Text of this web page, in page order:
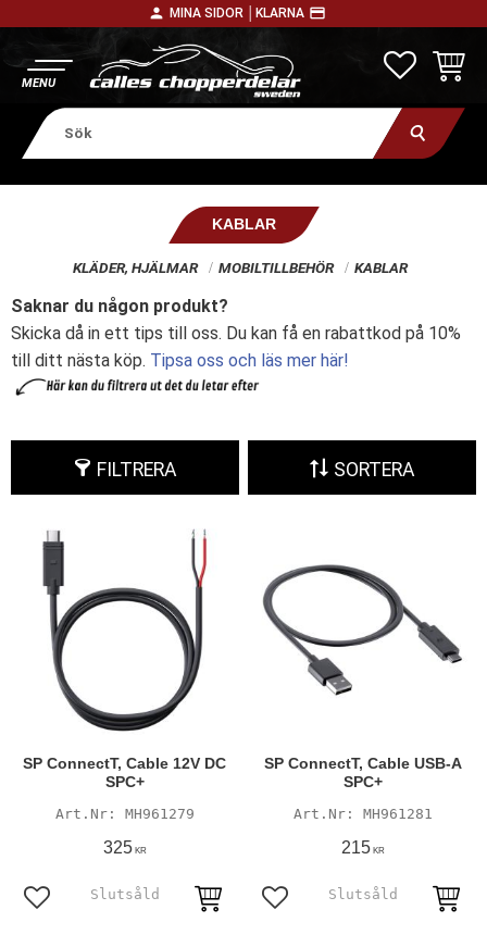
person MINA SIDOR │ KLARNA payment
KABLAR
KLÄDER, HJÄLMAR MOBILTILLBEHÖR KABLAR
Saknar du någon produkt?
Skicka då in ett tips till oss. Du kan få en rabattkod på 10%
till ditt nästa köp. Tipsa oss och läs mer här!
FILTRERA SORTERA
SP ConnectT, Cable 12V DC
SPC+
MH961279
325KR
Lägg till i favoriter
SP ConnectT, Cable USB-A
SPC+
MH961281
215KR
Lägg till i favoriter